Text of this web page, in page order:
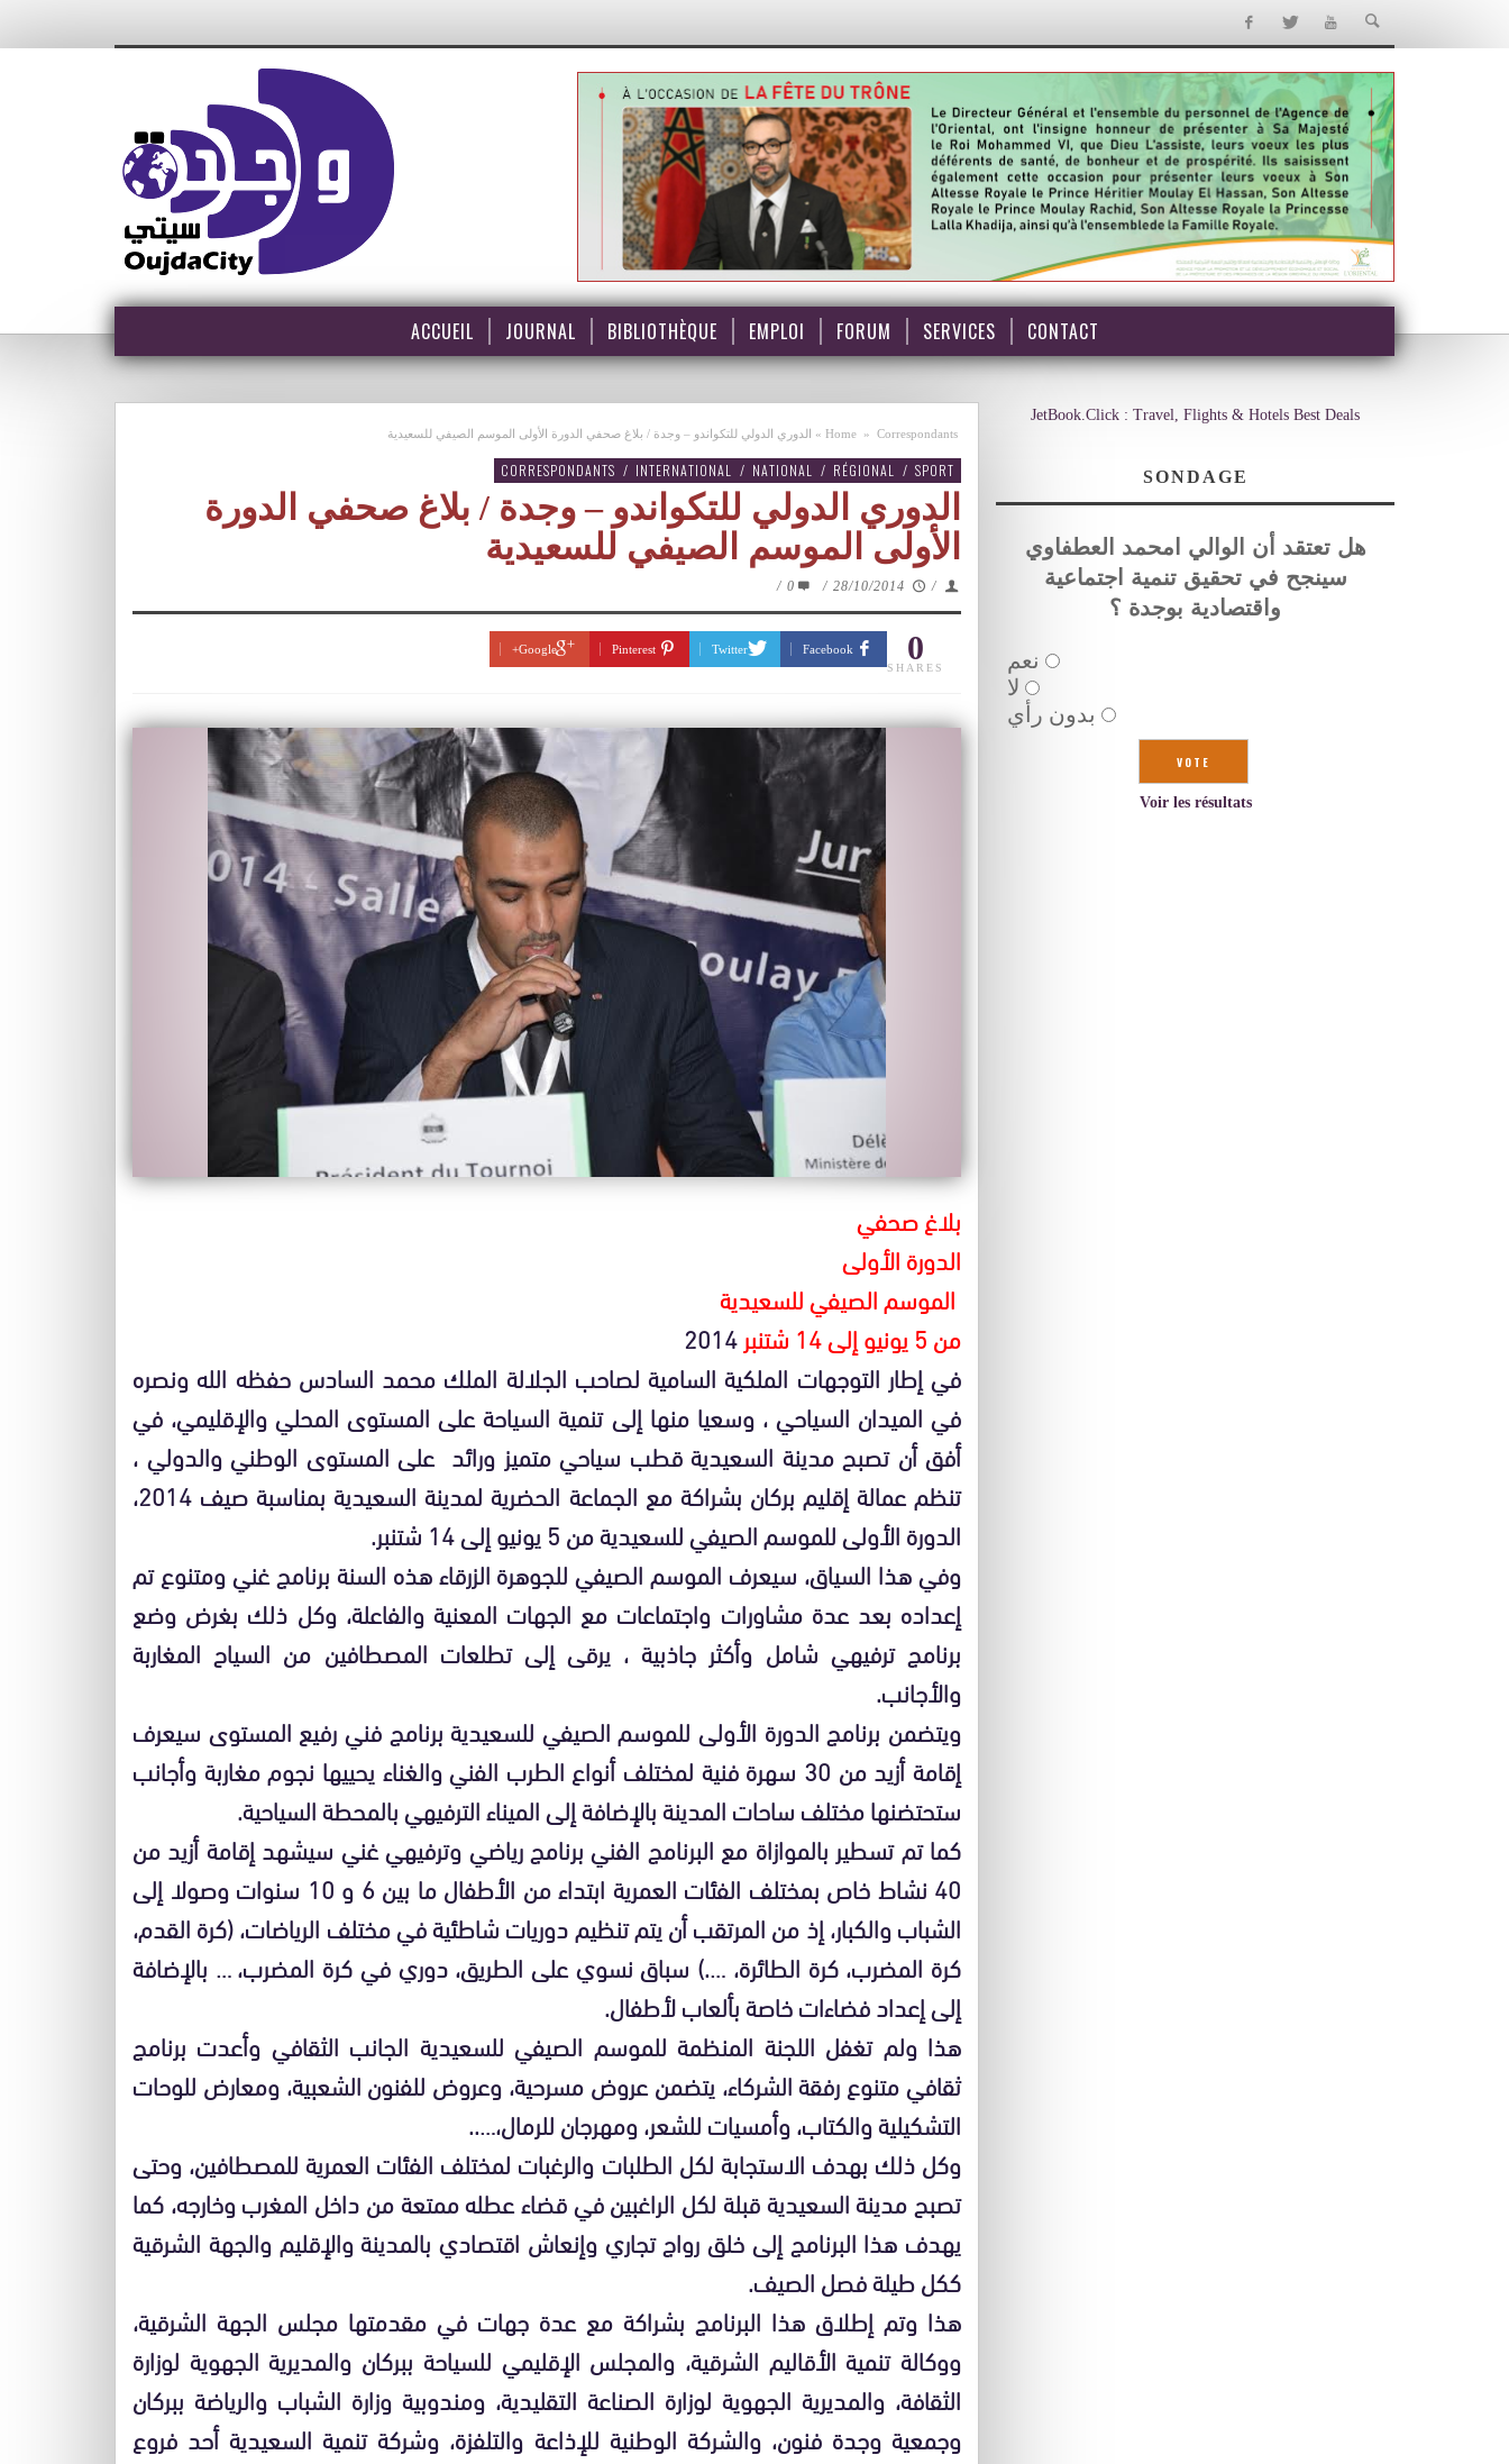
ACCUEIL JOURNAL BIBLIOTHÈQUE EMPLOI FORUM SERVICES CONTACT
Home » Correspondants
» الدوري الدولي للتكواندو – وجدة / ‎بلاغ صحفي الدورة الأولى الموسم الصيفي للسعيدية
CORRESPONDANTS / INTERNATIONAL / NATIONAL / RÉGIONAL / SPORT
الدوري الدولي للتكواندو – وجدة / ‎بلاغ صحفي الدورة
الأولى الموسم الصيفي للسعيدية
/
28/10/2014
/
0
/
0
SHARES
Facebook
Twitter
Pinterest
Google+
بلاغ صحفي
الدورة الأولى
الموسم الصيفي للسعيدية
من 5 يونيو إلى 14 شتنبر
2014
في إطار التوجهات الملكية السامية لصاحب الجلالة الملك محمد السادس حفظه الله ونصره
في الميدان السياحي ، وسعيا منها إلى تنمية السياحة على المستوى المحلي والإقليمي، في
أفق أن تصبح مدينة السعيدية قطب سياحي متميز ورائد على المستوى الوطني والدولي ،
تنظم عمالة إقليم بركان بشراكة مع الجماعة الحضرية لمدينة السعيدية بمناسبة صيف 2014،
الدورة الأولى للموسم الصيفي للسعيدية من 5 يونيو إلى 14 شتنبر.
وفي هذا السياق، سيعرف الموسم الصيفي للجوهرة الزرقاء هذه السنة برنامج غني ومتنوع تم
إعداده بعد عدة مشاورات واجتماعات مع الجهات المعنية والفاعلة، وكل ذلك بغرض وضع
برنامج ترفيهي شامل وأكثر جاذبية ، يرقى إلى تطلعات المصطافين من السياح المغاربة
والأجانب.
ويتضمن برنامج الدورة الأولى للموسم الصيفي للسعيدية برنامج فني رفيع المستوى سيعرف
إقامة أزيد من 30 سهرة فنية لمختلف أنواع الطرب الفني والغناء يحييها نجوم مغاربة وأجانب
ستحتضنها مختلف ساحات المدينة بالإضافة إلى الميناء الترفيهي بالمحطة السياحية.
كما تم تسطير بالموازاة مع البرنامج الفني برنامج رياضي وترفيهي غني سيشهد إقامة أزيد من
40 نشاط خاص بمختلف الفئات العمرية ابتداء من الأطفال ما بين 6 و 10 سنوات وصولا إلى
الشباب والكبار، إذ من المرتقب أن يتم تنظيم دوريات شاطئية في مختلف الرياضات، (كرة القدم،
كرة المضرب، كرة الطائرة، ….) سباق نسوي على الطريق، دوري في كرة المضرب، … بالإضافة
إلى إعداد فضاءات خاصة بألعاب لأطفال.
هذا ولم تغفل اللجنة المنظمة للموسم الصيفي للسعيدية الجانب الثقافي وأعدت برنامج
ثقافي متنوع رفقة الشركاء، يتضمن عروض مسرحية، وعروض للفنون الشعبية، ومعارض للوحات
التشكيلية والكتاب، وأمسيات للشعر، ومهرجان للرمال،…..
وكل ذلك بهدف الاستجابة لكل الطلبات والرغبات لمختلف الفئات العمرية للمصطافين، وحتى
تصبح مدينة السعيدية قبلة لكل الراغبين في قضاء عطله ممتعة من داخل المغرب وخارجه، كما
يهدف هذا البرنامج إلى خلق رواج تجاري وإنعاش اقتصادي بالمدينة والإقليم والجهة الشرقية
ككل طيلة فصل الصيف.
هذا وتم إطلاق هذا البرنامج بشراكة مع عدة جهات في مقدمتها مجلس الجهة الشرقية،
ووكالة تنمية الأقاليم الشرقية، والمجلس الإقليمي للسياحة ببركان والمديرية الجهوية لوزارة
الثقافة، والمديرية الجهوية لوزارة الصناعة التقليدية، ومندوبية وزارة الشباب والرياضة ببركان
وجمعية وجدة فنون، والشركة الوطنية للإذاعة والتلفزة، وشركة تنمية السعيدية أحد فروع
JetBook.Click : Travel, Flights & Hotels Best Deals
SONDAGE
هل تعتقد أن الوالي امحمد العطفاوي
سينجح في تحقيق تنمية اجتماعية
واقتصادية بوجدة ؟
نعم
لا
بدون رأي
Voir les résultats